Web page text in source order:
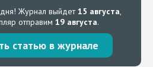
Журнал выйдет15 августа,
отправим 19 августа.
статью в журнале